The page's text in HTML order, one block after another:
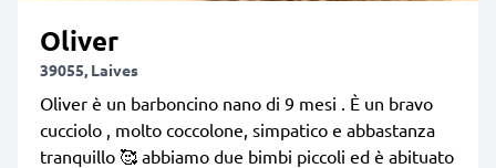
Oliver
39055, Laives
Oliver è un barboncino nano di 9 mesi . È un bravo
cucciolo , molto coccolone, simpatico e abbastanza
tranquillo 🥰 abbiamo due bimbi piccoli ed è abituato